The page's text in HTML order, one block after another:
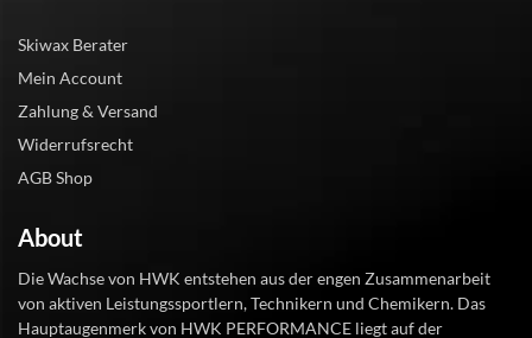
Skiwax Berater
Mein Account
Zahlung & Versand
Widerrufsrecht
AGB Shop
About
Die Wachse von HWK entstehen aus der engen Zusammenarbeit
von aktiven Leistungssportlern, Technikern und Chemikern. Das
Hauptaugenmerk von HWK PERFORMANCE liegt auf der